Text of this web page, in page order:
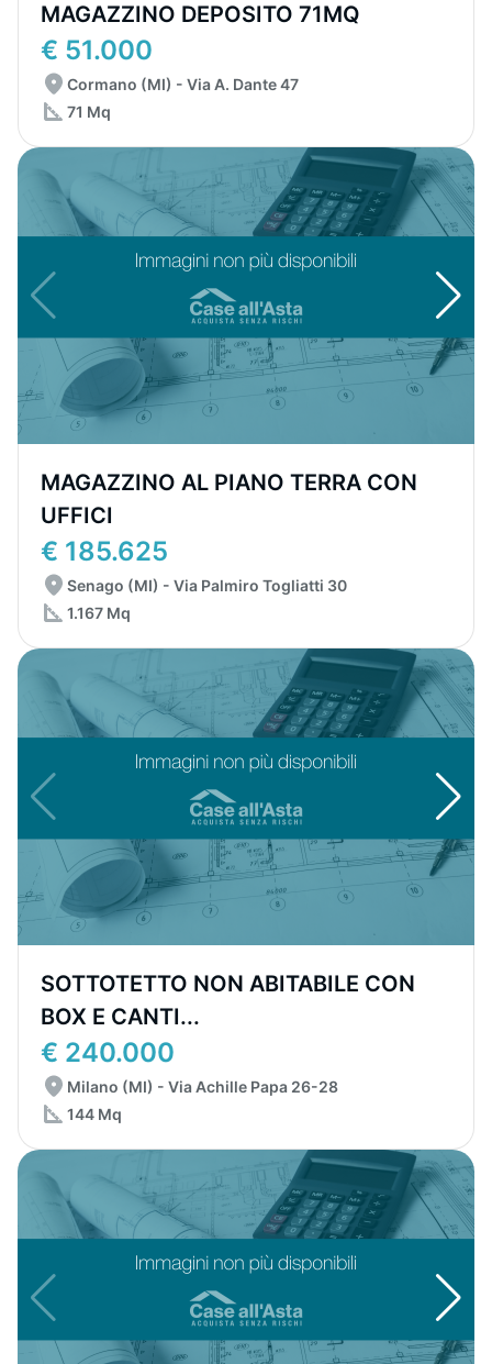
MAGAZZINO DEPOSITO 71MQ
€ 51.000
Cormano (MI) - Via A. Dante 47
71 Mq
MAGAZZINO AL PIANO TERRA CON
UFFICI
€ 185.625
Senago (MI) - Via Palmiro Togliatti 30
1.167 Mq
SOTTOTETTO NON ABITABILE CON
BOX E CANTI...
€ 240.000
Milano (MI) - Via Achille Papa 26-28
144 Mq